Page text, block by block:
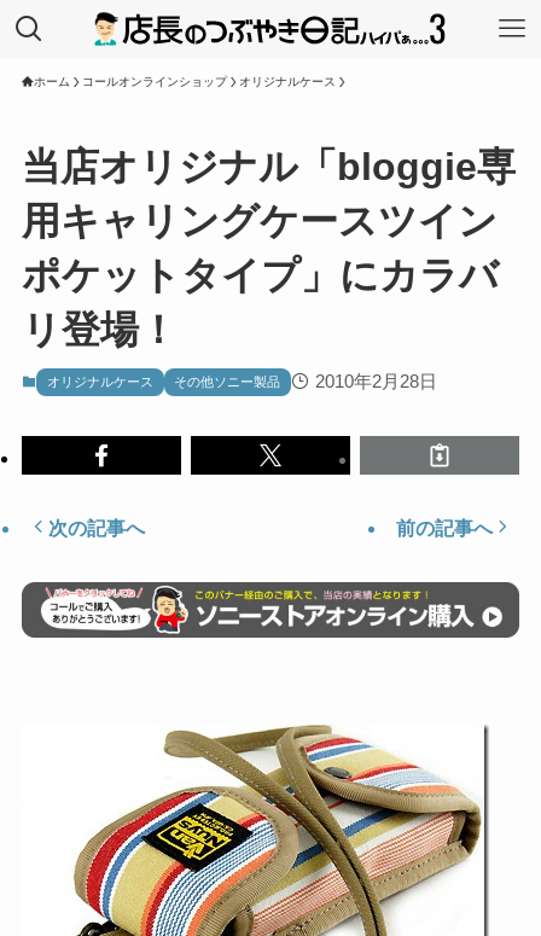
ホーム コールオンラインショップ オリジナルケース
当店オリジナル「bloggie専
用キャリングケースツイン
ポケットタイプ」にカラバ
リ登場！
オリジナルケース その他ソニー製品 2010年2月28日
次の記事へ 前の記事へ